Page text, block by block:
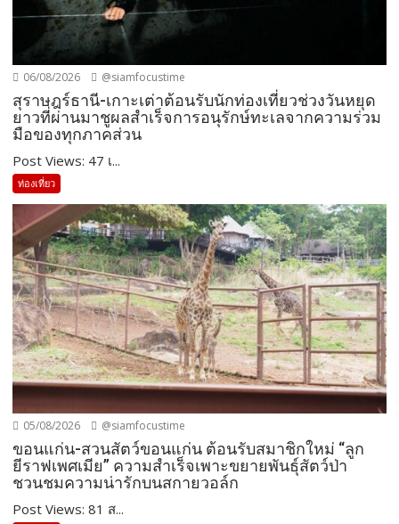
06/08/2026 @siamfocustime
สุราษฎร์ธานี-เกาะเต่าต้อนรับนักท่องเที่ยวช่วงวันหยุด
ยาวที่ผ่านมาชูผลสำเร็จการอนุรักษ์ทะเลจากความร่วม
มือของทุกภาคส่วน
Post Views: 47 เ...
ท่องเที่ยว
05/08/2026 @siamfocustime
ขอนแก่น-สวนสัตว์ขอนแก่น ต้อนรับสมาชิกใหม่ “ลูก
ยีราฟเพศเมีย” ความสำเร็จเพาะขยายพันธุ์สัตว์ป่า
ชวนชมความน่ารักบนสกายวอล์ก
Post Views: 81 ส...